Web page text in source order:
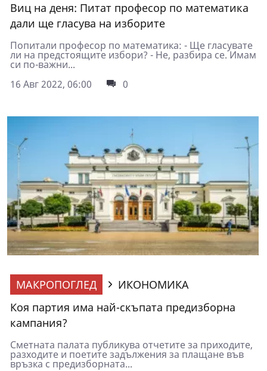
Виц на деня: Питат професор по математика
дали ще гласува на изборите
Попитали професор по математика: - Ще гласувате
ли на предстоящите избори? - Не, разбира се. Имам
си по-важни...
16 Авг 2022, 06:00
0
МАКРОПОГЛЕД
ИКОНОМИКА
Коя партия има най-скъпата предизборна
кампания?
Сметната палата публикува отчетите за приходите,
разходите и поетите задължения за плащане във
връзка с предизборната...